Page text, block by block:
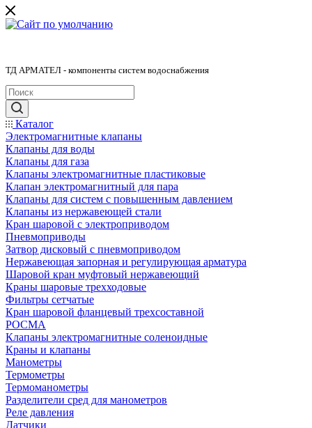
ТД АРМАТЕЛ - компоненты систем водоснабжения
Каталог
Электромагнитные клапаны
Клапаны для воды
Клапаны для газа
Клапаны электромагнитные пластиковые
Клапан электромагнитный для пара
Клапаны для систем с повышенным давлением
Клапаны из нержавеющей стали
Кран шаровой с электроприводом
Пневмоприводы
Затвор дисковый с пневмоприводом
Нержавеющая запорная и регулирующая арматура
Шаровой кран муфтовый нержавеющий
Краны шаровые трехходовые
Фильтры сетчатые
Кран шаровой фланцевый трехсоставной
РОСМА
Клапаны электромагнитные соленоидные
Краны и клапаны
Манометры
Термометры
Термоманометры
Разделители сред для манометров
Реле давления
Датчики